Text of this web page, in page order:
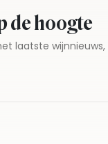
de hoogte
laatste